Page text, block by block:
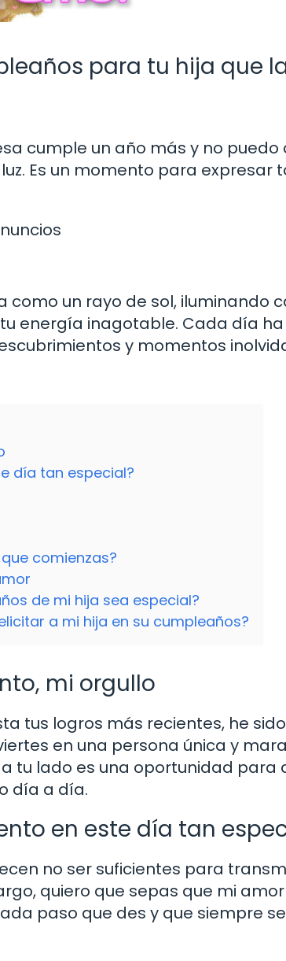
para tu hija que
cumple un año más y no
Es un momento para expresar
como un rayo de sol, iluminando
energía inagotable. Cada día ha
y momentos
día tan especial?
comienzas?
de mi hija sea especial?
a mi hija en su cumpleaños?
mi orgullo
tus logros más recientes, he
en una persona única y
tu lado es una oportunidad para
día a día.
en este día tan
no ser suficientes para
quiero que sepas que mi
paso que des y que siempre